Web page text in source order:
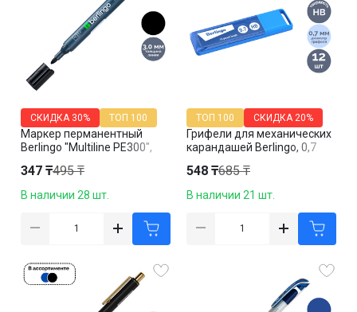
Маркер перманентный
Berlingo "Multiline PE300",
мм, черный, цена за штуку
СКИДКА 30% ТОП 100
347 ₸495 ₸
В наличии 28 шт.
Грифели для механических
карандашей Berlingo, 0,7
ассорти
ТОП 100 СКИДКА 20%
548 ₸685 ₸
В наличии 21 шт.